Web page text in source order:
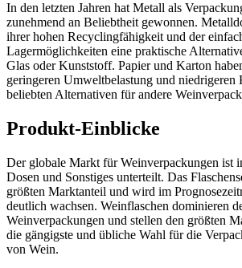
In den letzten Jahren hat Metall als
zunehmend an Beliebtheit gewonnen.
ihrer hohen Recyclingfähigkeit und der
Lagermöglichkeiten eine praktische
Glas oder Kunststoff. Papier und Karton
geringeren Umweltbelastung und niedrigeren
beliebten Alternativen für andere
Produkt-Einblicke
Der globale Markt für Weinverpackungen ist
Dosen und Sonstiges unterteilt. Das
größten Marktanteil und wird im
deutlich wachsen. Weinflaschen dominieren
Weinverpackungen und stellen den größten
die gängigste und übliche Wahl für die
von Wein.